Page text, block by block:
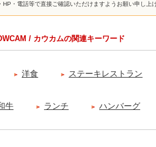
HP・電話等で直接ご確認いただけますようお願い申し上
/ カウカムの関連キーワード
洋食 ステーキレストラン
牛 ランチ ハンバーグ